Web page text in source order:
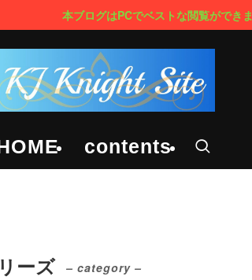
ログはPCでベストな閲覧ができます
contents
ーズ – category –